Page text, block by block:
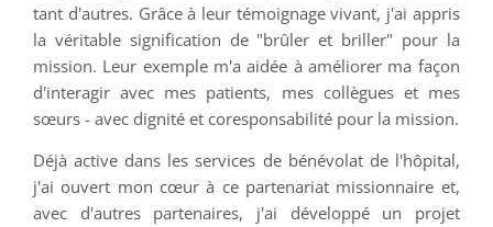
tant d'autres. Grâce à leur témoignage vivant, j'ai appris
la véritable signification de "brûler et briller" pour la
mission. Leur exemple m'a aidée à améliorer ma façon
d'interagir avec mes patients, mes collègues et mes
sœurs - avec dignité et coresponsabilité pour la mission.
Déjà active dans les services de bénévolat de l'hôpital,
j'ai ouvert mon cœur à ce partenariat missionnaire et,
avec d'autres partenaires, j'ai développé un projet